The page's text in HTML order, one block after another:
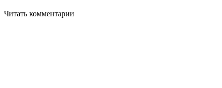
Читать комментарии